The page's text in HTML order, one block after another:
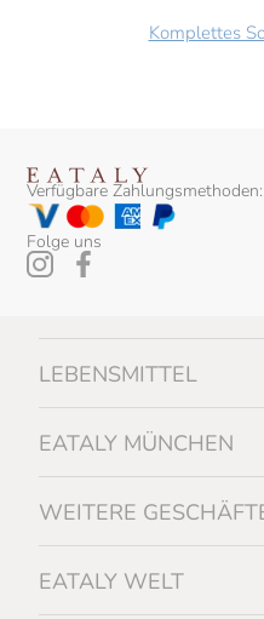
Komplettes
Verfügbare Zahlungsmethoden:
Folge uns
LEBENSMITTEL
EATALY MÜNCHEN
WEITERE
EATALY WELT